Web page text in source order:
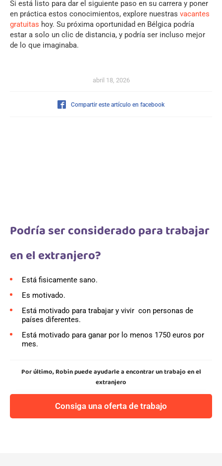
Si está listo para dar el siguiente paso en su carrera y poner
en práctica estos conocimientos, explore nuestras vacantes
gratuitas hoy. Su próxima oportunidad en Bélgica podría
estar a solo un clic de distancia, y podría ser incluso mejor
de lo que imaginaba.
abril 18, 2026
Compartir este artículo en facebook
Podría ser considerado para trabajar
en el extranjero?
Está fisicamente sano.
Es motivado.
Está motivado para trabajar y vivir con personas de
países diferentes.
Está motivado para ganar por lo menos 1750 euros por
mes.
Por último, Robin puede ayudarle a encontrar un trabajo en el
extranjero
Consiga una oferta de trabajo